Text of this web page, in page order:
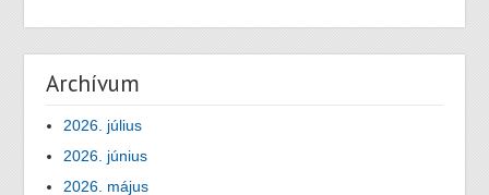
Archívum
2026. július
2026. június
2026. május